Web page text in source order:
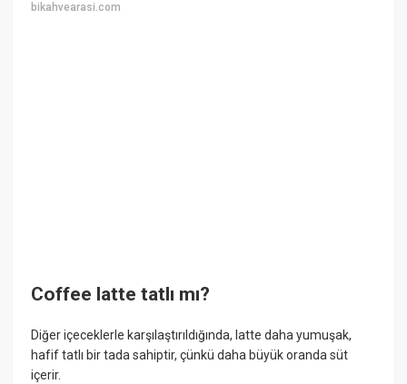
bikahvearasi.com
Coffee latte tatlı mı?
Diğer içeceklerle karşılaştırıldığında, latte daha yumuşak,
hafif tatlı bir tada sahiptir, çünkü daha büyük oranda süt
içerir.